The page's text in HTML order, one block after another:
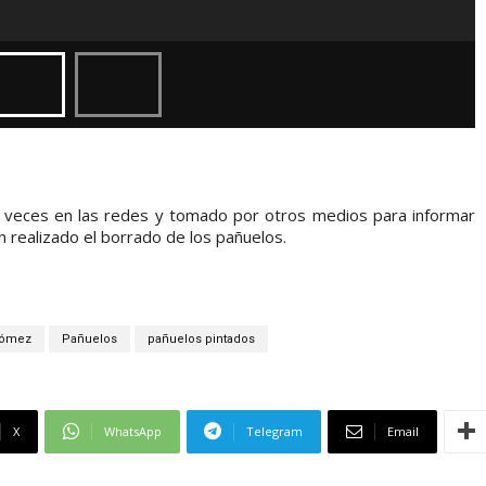
en las redes y tomado por otros medios para informar
realizado el borrado de los pañuelos.
Pañuelos pañuelos pintados
X WhatsApp Telegram Email